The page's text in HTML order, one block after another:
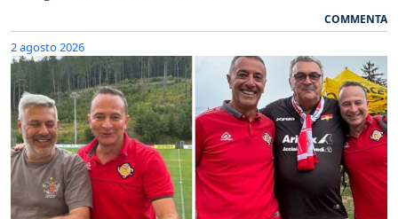
COMMENTA
2 agosto 2026